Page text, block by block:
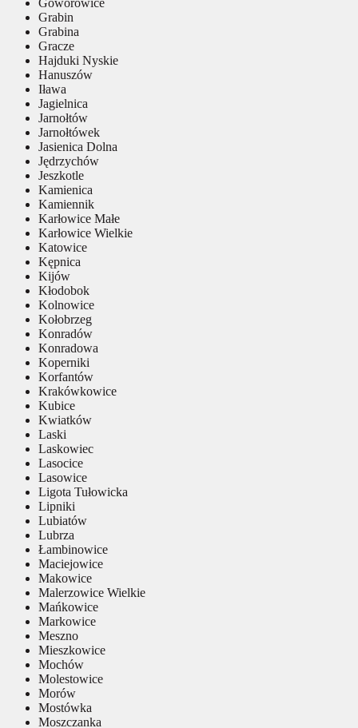
Grabin
Grabina
Gracze
Hajduki Nyskie
Hanuszów
Iława
Jagielnica
Jarnołtów
Jarnołtówek
Jasienica Dolna
Jędrzychów
Jeszkotle
Kamienica
Kamiennik
Karłowice Małe
Karłowice Wielkie
Katowice
Kępnica
Kijów
Kłodobok
Kolnowice
Kołobrzeg
Konradów
Konradowa
Koperniki
Korfantów
Krakówkowice
Kubice
Kwiatków
Laski
Laskowiec
Lasocice
Lasowice
Ligota Tułowicka
Lipniki
Lubiatów
Lubrza
Łambinowice
Maciejowice
Makowice
Malerzowice Wielkie
Mańkowice
Markowice
Meszno
Mieszkowice
Mochów
Molestowice
Morów
Mostówka
Moszczanka